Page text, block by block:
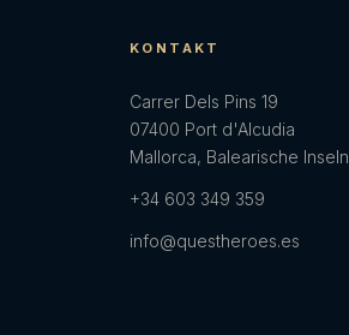
KONTAKT
Carrer Dels Pins 19
07400 Port d'Alcudia
Mallorca, Balearische Inseln
+34 603 349 359
info@questheroes.es